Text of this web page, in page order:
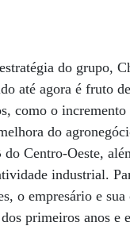
do grupo,
até agora é fruto
como o incremento
do
Centro-Oeste,
industrial.
o empresário e
primeiros anos e